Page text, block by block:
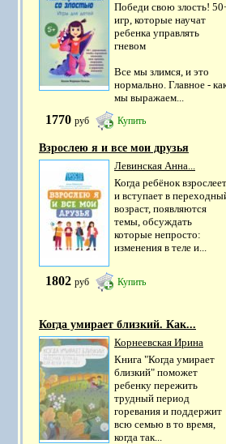
Победи свою злость!
игр, которые научат
ребенка управлять
гневом
Все мы злимся, и это
нормально. Главное -
мы выражаем...
1770 руб Купить
Взрослею я и все мои друзья
Левинская Анна...
Когда ребёнок взрослеет
и вступает в
возраст, появляются
темы, обсуждать
которые непросто:
изменения в теле и...
1802 руб Купить
Когда умирает близкий. Как...
Корнеевская Ирина
Книга "Когда умирает
близкий" поможет
ребенку пережить
трудный период
горевания и поддержит
всю семью в то время,
когда так...